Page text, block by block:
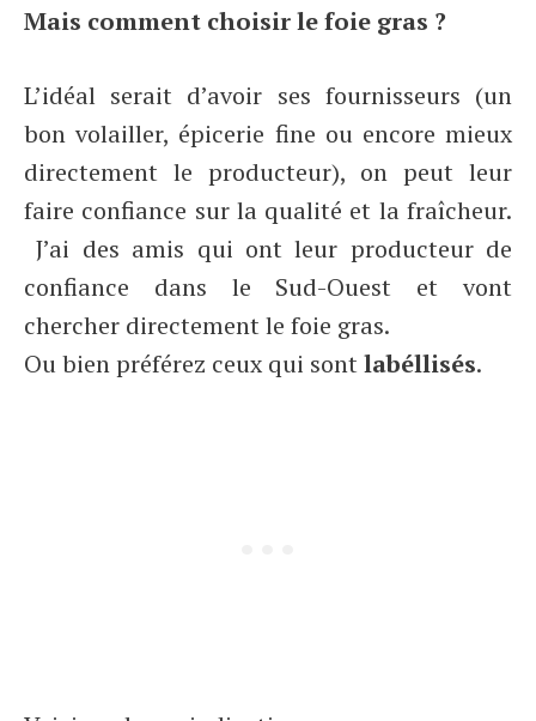
Mais comment choisir le foie gras ?
L’idéal serait d’avoir ses fournisseurs (un
bon volailler, épicerie fine ou encore mieux
directement le producteur), on peut leur
faire confiance sur la qualité et la fraîcheur.
J’ai des amis qui ont leur producteur de
confiance dans le Sud-Ouest et vont
chercher directement le foie gras.
Ou bien préférez ceux qui sont labéllisés.